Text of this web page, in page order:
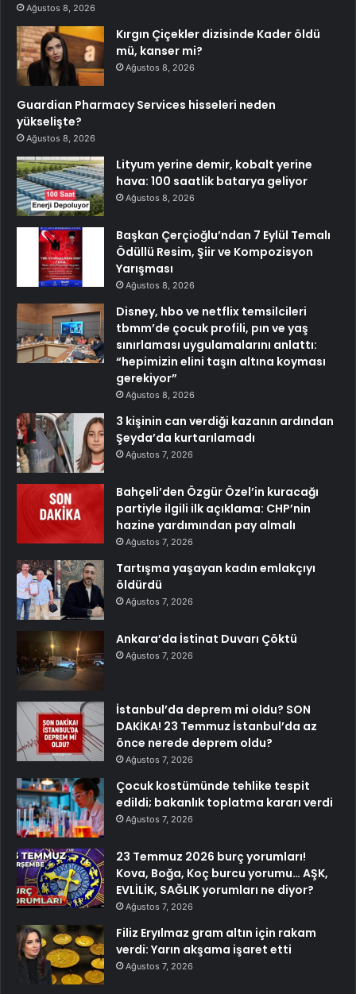
Ağustos 8, 2026
Kırgın Çiçekler dizisinde Kader öldü
mü, kanser mi?
Ağustos 8, 2026
Guardian Pharmacy Services hisseleri neden
yükselişte?
Ağustos 8, 2026
Lityum yerine demir, kobalt yerine
hava: 100 saatlik batarya geliyor
Ağustos 8, 2026
Başkan Çerçioğlu’ndan 7 Eylül Temalı
Ödüllü Resim, Şiir ve Kompozisyon
Yarışması
Ağustos 8, 2026
Disney, hbo ve netflix temsilcileri
tbmm’de çocuk profili, pın ve yaş
sınırlaması uygulamalarını anlattı:
“hepimizin elini taşın altına koyması
gerekiyor”
Ağustos 8, 2026
3 kişinin can verdiği kazanın ardından
Şeyda’da kurtarılamadı
Ağustos 7, 2026
Bahçeli’den Özgür Özel’in kuracağı
partiyle ilgili ilk açıklama: CHP’nin
hazine yardımından pay almalı
Ağustos 7, 2026
Tartışma yaşayan kadın emlakçıyı
öldürdü
Ağustos 7, 2026
Ankara’da İstinat Duvarı Çöktü
Ağustos 7, 2026
İstanbul’da deprem mi oldu? SON
DAKİKA! 23 Temmuz İstanbul’da az
önce nerede deprem oldu?
Ağustos 7, 2026
Çocuk kostümünde tehlike tespit
edildi; bakanlık toplatma kararı verdi
Ağustos 7, 2026
23 Temmuz 2026 burç yorumları!
Kova, Boğa, Koç burcu yorumu… AŞK,
EVLİLİK, SAĞLIK yorumları ne diyor?
Ağustos 7, 2026
Filiz Eryılmaz gram altın için rakam
verdi: Yarın akşama işaret etti
Ağustos 7, 2026